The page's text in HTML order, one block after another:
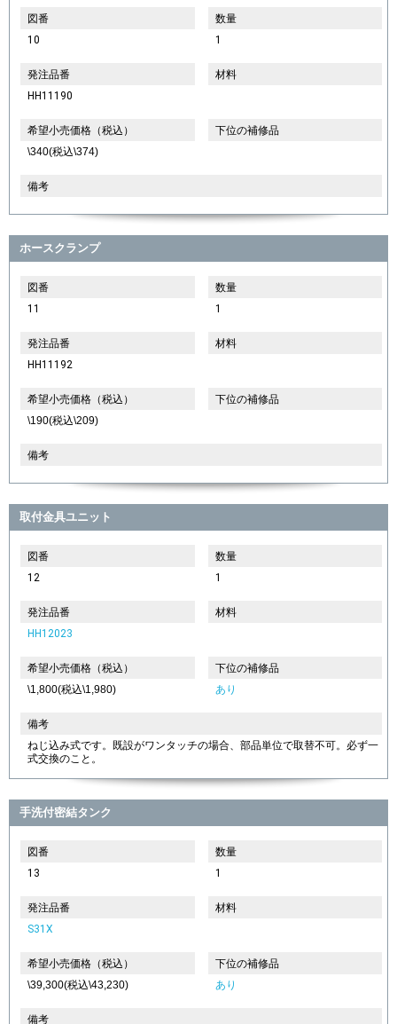
図番
10
数量
1
発注品番
HH11190
材料
希望小売価格（税込）
\340(税込\374)
下位の補修品
備考
ホースクランプ
図番
11
数量
1
発注品番
HH11192
材料
希望小売価格（税込）
\190(税込\209)
下位の補修品
備考
取付金具ユニット
図番
12
数量
1
発注品番
HH12023
材料
希望小売価格（税込）
\1,800(税込\1,980)
下位の補修品
あり
備考
ねじ込み式です。既設がワンタッチの場合、部品単位で取替不可。必ず一
式交換のこと。
手洗付密結タンク
図番
13
数量
1
発注品番
S31X
材料
希望小売価格（税込）
\39,300(税込\43,230)
下位の補修品
あり
備考